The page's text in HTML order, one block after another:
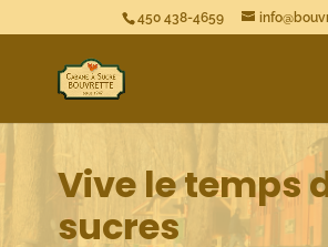
450 438-4659
Vive le temps
sucres